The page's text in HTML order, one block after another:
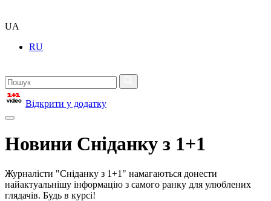
UA
RU
Відкрити у додатку
Новини Сніданку з 1+1
Журналісти "Сніданку з 1+1" намагаються донести
найактуальнішу інформацію з самого ранку для улюблених
глядачів. Будь в курсі!